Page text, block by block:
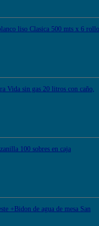
liso Clasica 500 mts x 6
Vida sin gas 20 litros con caño,
100 sobres en caja
+Bidon de agua de mesa San